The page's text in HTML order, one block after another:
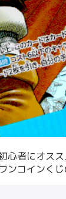
心者にオス
コインくじ